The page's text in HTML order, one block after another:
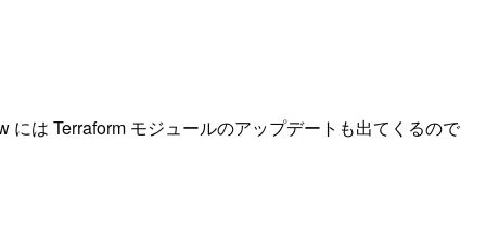
は Terraform モジュールのアップデートも出てくるので